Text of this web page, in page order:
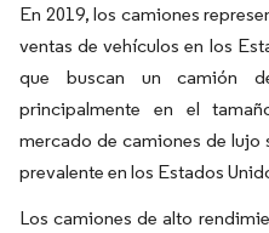
En 2019, los camiones
ventas de vehículos en los
que buscan un camión
principalmente en el
mercado de camiones de lujo
prevalente en los Estados
Los camiones de alto